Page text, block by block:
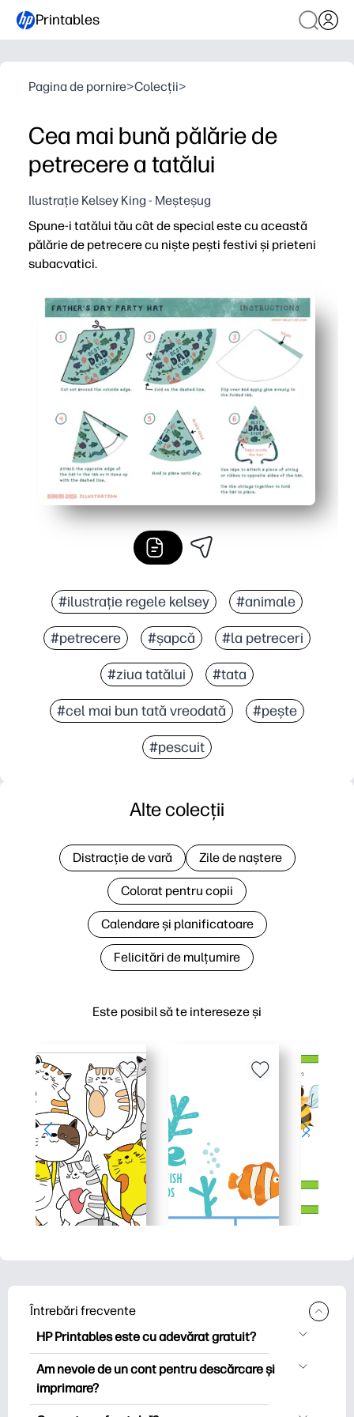
Printables
Pagina de pornire>Colecții>
Cea mai bună pălărie de
petrecere a tatălui
Ilustrație Kelsey King - Meșteșug
Spune-i tatălui tău cât de special este cu această
pălărie de petrecere cu niște pești festivi și prieteni
subacvatici.
#ilustrație regele kelsey #animale
#petrecere #șapcă #la petreceri
#ziua tatălui #tata
#cel mai bun tată vreodată #peşte
#pescuit
Este posibil să te intereseze și
Alte colecții
Distracție de vară Zile de naștere
Colorat pentru copii
Calendare și planificatoare
Felicitări de mulțumire
Întrebări frecvente
HP Printables este cu adevărat gratuit?
HP Printables oferă peste 2.500 de
imprimabile gratuite pentru descărcare
și imprimare. Explorați pagini de colorat
Am nevoie de un cont pentru descărcare și
imprimare?
Puteți explora și imprima fără a crea un